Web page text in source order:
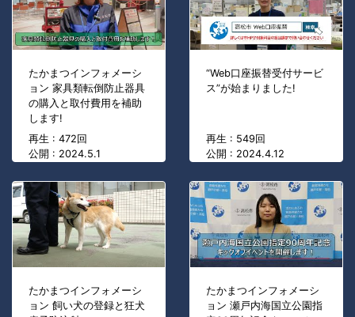
たかまつインフォメーシ
ョン 家具類転倒防止器具
の購入と取付費用を補助
します!
再生 : 472回
公開 : 2024.5.1
“Web口座振替受付サービ
ス”が始まりました!
再生 : 549回
公開 : 2024.4.12
たかまつインフォメーシ
ョン 飼い犬の登録と狂犬
たかまつインフォメーシ
ョン 瀬戸内海国立公園指